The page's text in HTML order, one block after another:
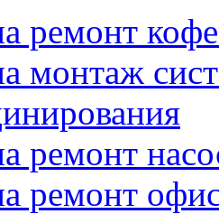
ремонт
монтаж
ремонт
ремонт